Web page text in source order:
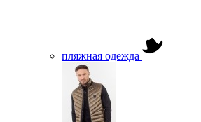
пляжная одежда